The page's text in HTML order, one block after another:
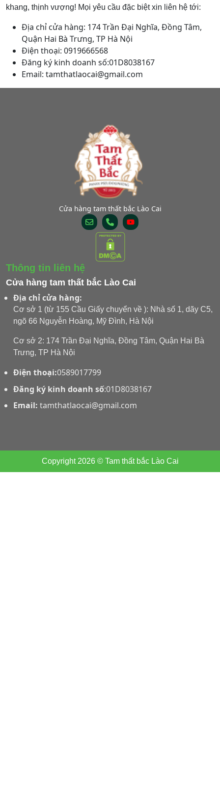
khang, thịnh vượng! Mọi yêu cầu đặc biệt xin liên hệ tới:
Địa chỉ cửa hàng: 174 Trần Đại Nghĩa, Đồng Tâm,
Quận Hai Bà Trưng, TP Hà Nội
Điện thoại: 0919666568
Đăng ký kinh doanh số:01D8038167
Email: tamthatlaocai@gmail.com
Cửa hàng tam thất bắc Lào Cai
Thông tin liên hệ
Cửa hàng tam thất bắc Lào Cai
Địa chỉ cửa hàng:
Cơ sở 1 (từ 155 Cầu Giấy chuyển về ): Nhà số 1, dãy C5,
ngõ 66 Nguyễn Hoàng, Mỹ Đình, Hà Nội
Cơ sở 2: 174 Trần Đại Nghĩa, Đồng Tâm, Quận Hai Bà
Trưng, TP Hà Nội
Điện thoại:0589017799
Đăng ký kinh doanh số:01D8038167
Email: tamthatlaocai@gmail.com
Copyright 2026 © Tam thất bắc Lào Cai